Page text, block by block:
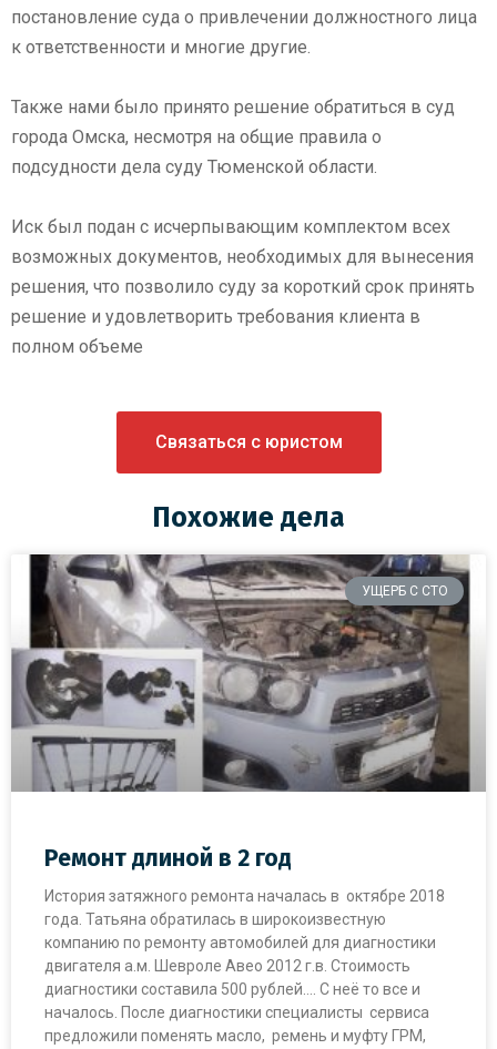
постановление суда о привлечении должностного лица
к ответственности и многие другие.
Также нами было принято решение обратиться в суд
города Омска, несмотря на общие правила о
подсудности дела суду Тюменской области.
Иск был подан с исчерпывающим комплектом всех
возможных документов, необходимых для вынесения
решения, что позволило суду за короткий срок принять
решение и удовлетворить требования клиента в
полном объеме
Связаться с юристом
Похожие дела
УЩЕРБ С СТО
Ремонт длиной в 2 год
История затяжного ремонта началась в октябре 2018
года. Татьяна обратилась в широкоизвестную
компанию по ремонту автомобилей для диагностики
двигателя а.м. Шевроле Авео 2012 г.в. Стоимость
диагностики составила 500 рублей…. С неё то все и
началось. После диагностики специалисты сервиса
предложили поменять масло, ремень и муфту ГРМ,